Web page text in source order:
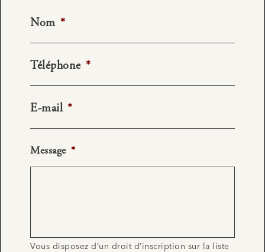
Nom *
Téléphone *
E-mail *
Message *
Vous disposez d’un droit d’inscription sur la liste